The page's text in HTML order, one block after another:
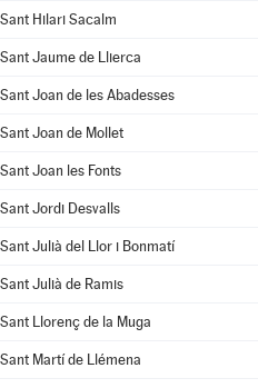
Sant Hilari Sacalm
Sant Jaume de Llierca
Sant Joan de les Abadesses
Sant Joan de Mollet
Sant Joan les Fonts
Sant Jordi Desvalls
Sant Julià del Llor i Bonmatí
Sant Julià de Ramis
Sant Llorenç de la Muga
Sant Martí de Llémena